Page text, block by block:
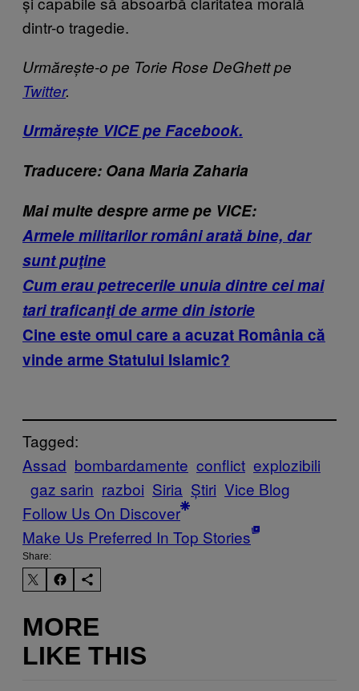
dintr-o tragedie.
Urmărește-o pe Torie Rose DeGhett pe
Twitter.
Urmărește VICE pe Facebook.
Traducere: Oana Maria Zaharia
Mai multe despre arme pe VICE:
Armele militarilor români arată bine, dar
sunt puţine
Cum erau petrecerile unuia dintre cei mai
tari traficanţi de arme din istorie
Cine este omul care a acuzat România că
vinde arme Statului Islamic?
Tagged:
Assad bombardamente conflict explozibili
gaz sarin razboi Siria Știri Vice Blog
Follow Us On Discover
Make Us Preferred In Top Stories
Share:
MORE
LIKE THIS